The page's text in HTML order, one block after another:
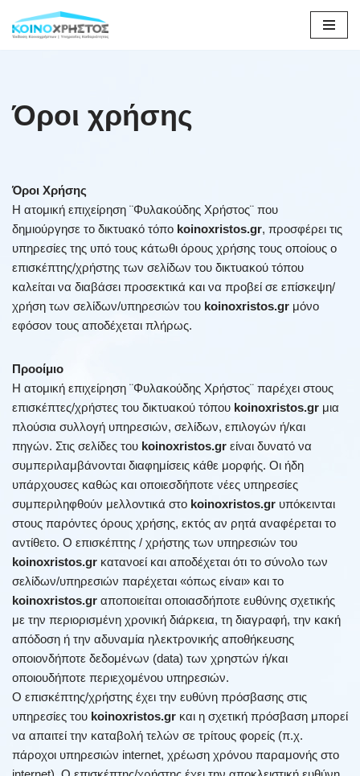
Μεταπηδήστε
Όροι χρήσης
Όροι Χρήσης
H ατομική επιχείρηση ¨Φυλακούδης Χρήστος¨ που
δημιούργησε το δικτυακό τόπο koinoxristos.gr, προσφέρει τις
υπηρεσίες της υπό τους κάτωθι όρους χρήσης τους οποίους ο
επισκέπτης/χρήστης των σελίδων του δικτυακού τόπου
καλείται να διαβάσει προσεκτικά και να προβεί σε επίσκεψη/
χρήση των σελίδων/υπηρεσιών του koinoxristos.gr μόνο
εφόσον τους αποδέχεται πλήρως.
Προοίμιο
Η ατομική επιχείρηση ¨Φυλακούδης Χρήστος¨ παρέχει στους
επισκέπτες/χρήστες του δικτυακού τόπου koinoxristos.gr μια
πλούσια συλλογή υπηρεσιών, σελίδων, επιλογών ή/και
πηγών. Στις σελίδες του koinoxristos.gr είναι δυνατό να
συμπεριλαμβάνονται διαφημίσεις κάθε μορφής. Οι ήδη
υπάρχουσες καθώς και οποιεσδήποτε νέες υπηρεσίες
συμπεριληφθούν μελλοντικά στο koinoxristos.gr υπόκεινται
στους παρόντες όρους χρήσης, εκτός αν ρητά αναφέρεται το
αντίθετο. Ο επισκέπτης / χρήστης των υπηρεσιών του
koinoxristos.gr κατανοεί και αποδέχεται ότι το σύνολο των
σελίδων/υπηρεσιών παρέχεται «όπως είναι» και το
koinoxristos.gr αποποιείται οποιασδήποτε ευθύνης σχετικής
με την περιορισμένη χρονική διάρκεια, τη διαγραφή, την κακή
απόδοση ή την αδυναμία ηλεκτρονικής αποθήκευσης
οποιονδήποτε δεδομένων (data) των χρηστών ή/και
οποιουδήποτε περιεχομένου υπηρεσιών.
Ο επισκέπτης/χρήστης έχει την ευθύνη πρόσβασης στις
υπηρεσίες του koinoxristos.gr και η σχετική πρόσβαση μπορεί
να απαιτεί την καταβολή τελών σε τρίτους φορείς (π.χ.
πάροχοι υπηρεσιών internet, χρέωση χρόνου παραμονής στο